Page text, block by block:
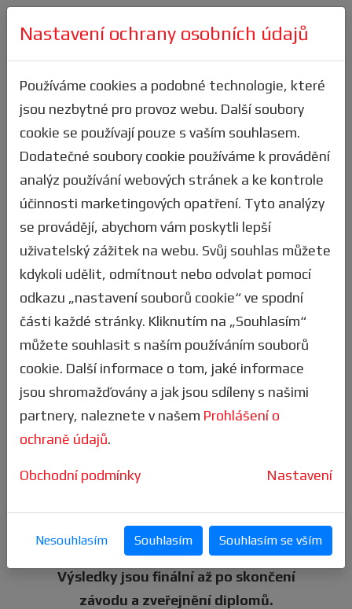
Přihlásit se
Výsledky
Zde velice jednoduše zjistíš, jak jsi
dopadl(a) ty, nebo tví přátelé z týmu.
Stejně tak si můžeš filtrovat statistiky ve
všech kategoriích a podle všech kritérií. K
dispozici máš i textový vyhledávač pro užití
např. pro vyhledávání dle jména či
startovního čísla závodníka. Pokud ve
výsledcích najdeš nějakou nesrovnalost,
napišnáma my to prověříme.
TIP: Vytvoř siuživatelský účeta stáhni si
naši mobilní aplikaci. Získáš takspoustu
výhod, vč. snadnějšího přihlášení.sbírat
odznaky.
Sleduj ty nejlepší výkony v
už při průběhu samotného závodu a jsou
neustále aktualizovány!
Výsledky jsou finální až po skončení
závodu a zveřejnění diplomů.
Nastavení ochrany osobních údajů
Používáme cookies a podobné technologie, které
jsou nezbytné pro provoz webu. Další soubory
cookie se používají pouze s vaším souhlasem.
Dodatečné soubory cookie používáme k provádění
analýz používání webových stránek a ke kontrole
účinnosti marketingových opatření. Tyto analýzy
se provádějí, abychom vám poskytli lepší
uživatelský zážitek na webu. Svůj souhlas můžete
kdykoli udělit, odmítnout nebo odvolat pomocí
odkazu „nastavení souborů cookie“ ve spodní
části každé stránky. Kliknutím na „Souhlasím“
můžete souhlasit s naším používáním souborů
cookie. Další informace o tom, jaké informace
jsou shromažďovány a jak jsou sdíleny s našimi
partnery, naleznete v našem Prohlášení o
ochraně údajů.
Obchodní podmínky Nastavení
Nesouhlasím Souhlasím Souhlasím se vším